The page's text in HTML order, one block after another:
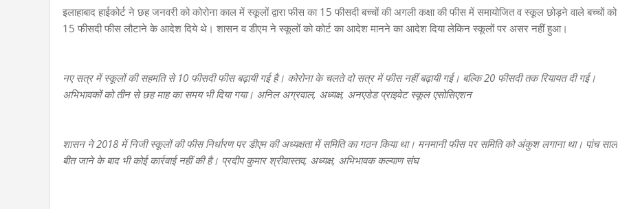
इलाहाबाद हाईकोर्ट ने छह जनवरी को कोरोना काल में स्कूलों द्वारा फीस का 15 फीसदी बच्चों की अगली कक्षा की फीस में समायोजित व स्कूल छोड़ने वाले बच्चों को
15 फीसदी फीस लौटाने के आदेश दिये थे। शासन व डीएम ने स्कूलों को कोर्ट का आदेश मानने का आदेश दिया लेकिन स्कूलों पर असर नहीं हुआ।
नए सत्र में स्कूलों की सहमति से 10 फीसदी फीस बढ़ायी गई है। कोरोना के चलते दो सत्र में फीस नहीं बढ़ायी गई। बल्कि 20 फीसदी तक रियायत दी गई।
अभिभावकों को तीन से छह माह का समय भी दिया गया। अनिल अग्रवाल, अध्यक्ष, अनएडेड प्राइवेट स्कूल एसोसिएशन
शासन ने 2018 में निजी स्कूलों की फीस निर्धारण पर डीएम की अध्यक्षता में समिति का गठन किया था। मनमानी फीस पर समिति को अंकुश लगाना था। पांच साल
बीत जाने के बाद भी कोई कार्रवाई नहीं की है। प्रदीप कुमार श्रीवास्तव, अध्यक्ष, अभिभावक कल्याण संघ